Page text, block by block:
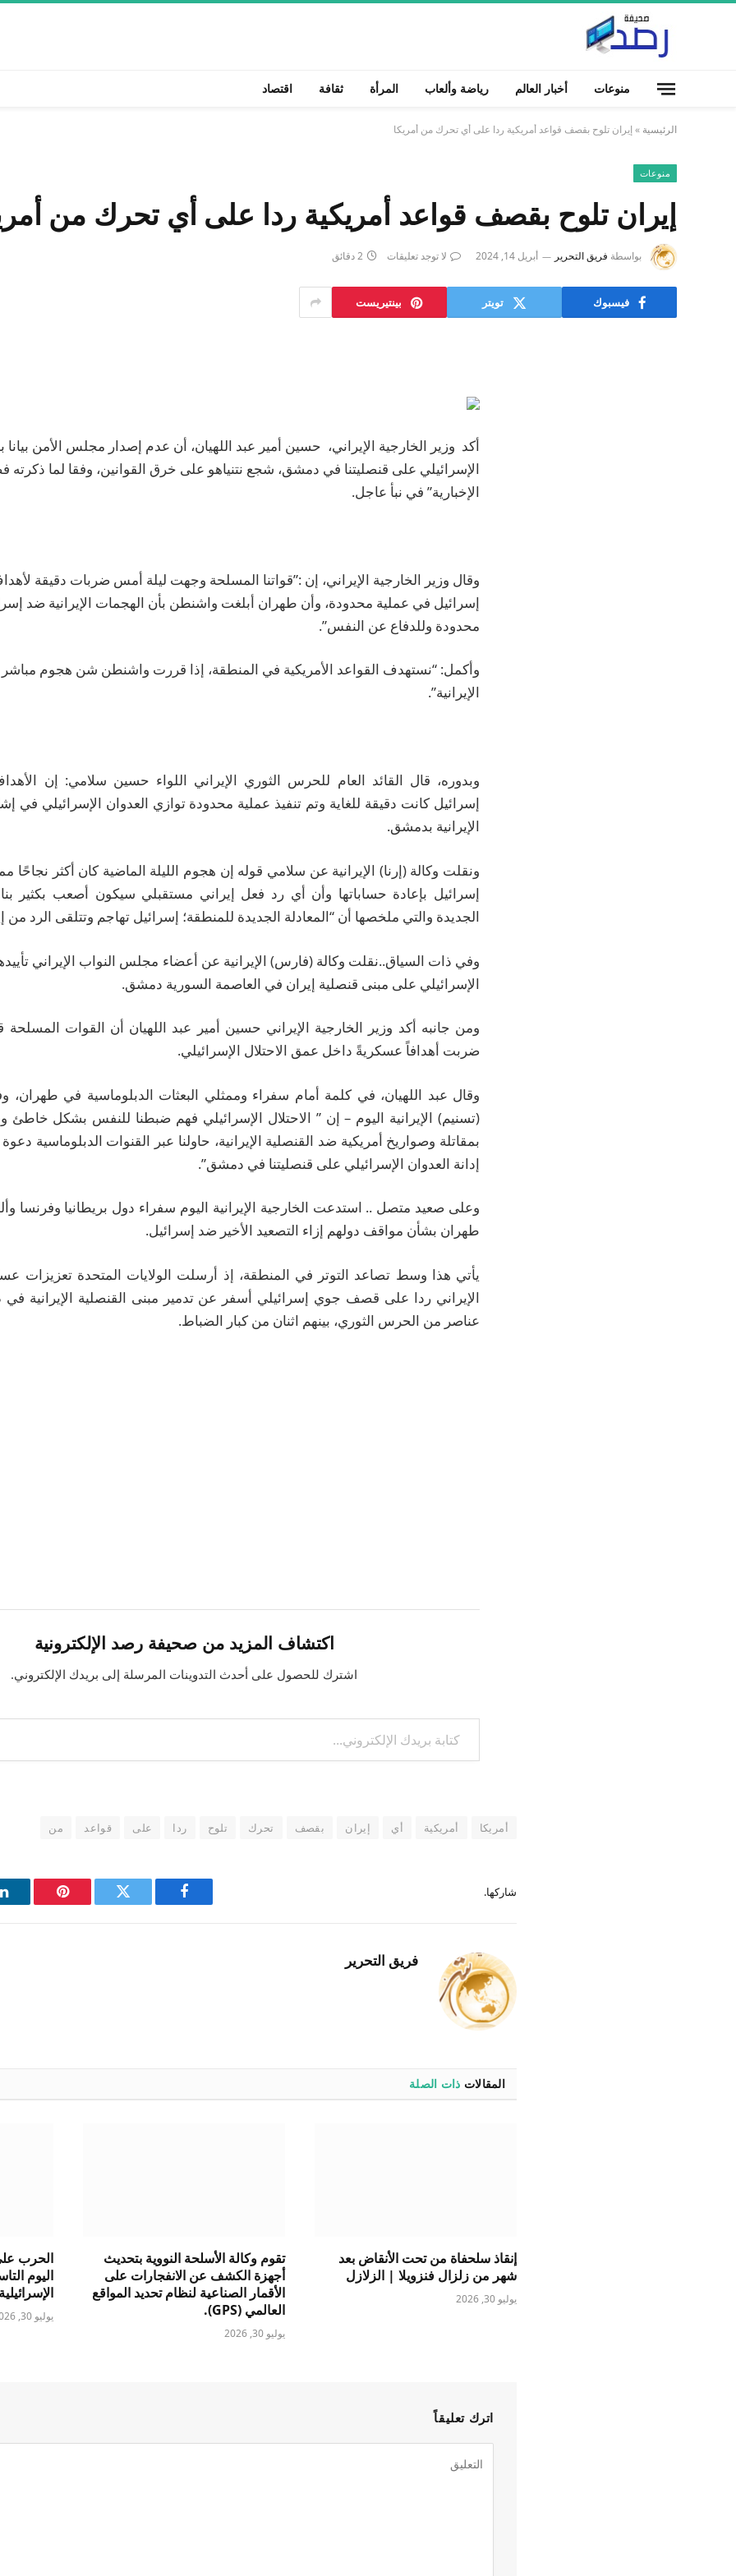
منوعات أخبار العالم رياضة وألعاب المرأة ثقافة اقتصاد
الرئيسية » إيران تلوح بقصف قواعد أمريكية ردا على أي تحرك من أمريكا
منوعات
إيران تلوح بقصف قواعد أمريكية ردا على أي تحرك من
بواسطة فريق التحرير أبريل 14, 2024 لا توجد تعليقات 2 دقائق
فيسبوك تويتر بينتيريست
أكد وزير الخارجية الإيراني، حسين أمير عبد اللهيان، أن عدم إصدار مجلس الأمن
الإسرائيلي على قنصليتنا في دمشق، شجع نتنياهو على خرق القوانين، وفقا لما ذكرته
الإخبارية” في نبأ عاجل.
وقال وزير الخارجية الإيراني، إن :”قواتنا المسلحة وجهت ليلة أمس ضربات دقيقة
إسرائيل في عملية محدودة، وأن طهران أبلغت واشنطن بأن الهجمات الإيرانية ضد
محدودة وللدفاع عن النفس”.
وأكمل: “نستهدف القواعد الأمريكية في المنطقة، إذا قررت واشنطن شن هجوم
الإيرانية”.
وبدوره، قال القائد العام للحرس الثوري الإيراني اللواء حسين سلامي: إن
إسرائيل كانت دقيقة للغاية وتم تنفيذ عملية محدودة توازي العدوان الإسرائيلي في
الإيرانية بدمشق.
ونقلت وكالة (إرنا) الإيرانية عن سلامي قوله إن هجوم الليلة الماضية كان أكثر نجاحًا
إسرائيل بإعادة حساباتها وأن أي رد فعل إيراني مستقبلي سيكون أصعب بكثير
الجديدة والتي ملخصها أن “المعادلة الجديدة للمنطقة؛ إسرائيل تهاجم وتتلقى الرد من
وفي ذات السياق..نقلت وكالة (فارس) الإيرانية عن أعضاء مجلس النواب الإيراني
الإسرائيلي على مبنى قنصلية إيران في العاصمة السورية دمشق.
ومن جانبه أكد وزير الخارجية الإيراني حسين أمير عبد اللهيان أن القوات
ضربت أهدافاً عسكريةً داخل عمق الاحتلال الإسرائيلي.
وقال عبد اللهيان، في كلمة أمام سفراء وممثلي البعثات الدبلوماسية في طهران،
(تسنيم) الإيرانية اليوم – إن ” الاحتلال الإسرائيلي فهم ضبطنا للنفس بشكل خاطئ
بمقاتلة وصواريخ أمريكية ضد القنصلية الإيرانية، حاولنا عبر القنوات الدبلوماسية
إدانة العدوان الإسرائيلي على قنصليتنا في دمشق”.
وعلى صعيد متصل .. استدعت الخارجية الإيرانية اليوم سفراء دول بريطانيا وفرنسا
طهران بشأن مواقف دولهم إزاء التصعيد الأخير ضد إسرائيل.
يأتي هذا وسط تصاعد التوتر في المنطقة، إذ أرسلت الولايات المتحدة تعزيزات
الإيراني ردا على قصف جوي إسرائيلي أسفر عن تدمير مبنى القنصلية الإيرانية
عناصر من الحرس الثوري، بينهم اثنان من كبار الضباط.
اكتشاف المزيد من صحيفة رصد الإلكترونية
اشترك للحصول على أحدث التدوينات المرسلة إلى بريدك الإلكتروني.
كتابة بريدك الإلكتروني...
أمريكا أمريكية أي إيران بقصف تحرك تلوح ردا على قواعد من
شاركها.
فيسبوك
تويتر بينتيريست
فريق التحرير
المقالات ذات الصلة
إنقاذ سلحفاة من تحت الأنقاض بعد
شهر من زلزال فنزويلا | الزلازل
يوليو 30, 2026
تقوم وكالة الأسلحة النووية بتحديث
أجهزة الكشف عن الانفجارات على
الأقمار الصناعية لنظام تحديد المواقع
العالمي (GPS).
يوليو 30, 2026
الحرب
اليوم
يوليو 30, 2026
اترك تعليقاً